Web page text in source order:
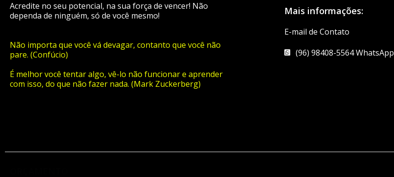
Acredite no seu potencial, na sua força de vencer! Não
dependa de ninguém, só de você mesmo!
Não importa que você vá devagar, contanto que você não
pare. (Confúcio)
É melhor você tentar algo, vê-lo não funcionar e aprender
com isso, do que não fazer nada. (Mark Zuckerberg)
Mais informações:
E-mail de Contato
(96) 98408-5564 WhatsApp